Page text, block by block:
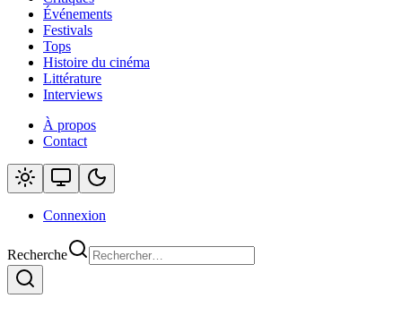
Événements
Festivals
Tops
Histoire du cinéma
Littérature
Interviews
À propos
Contact
Connexion
Recherche